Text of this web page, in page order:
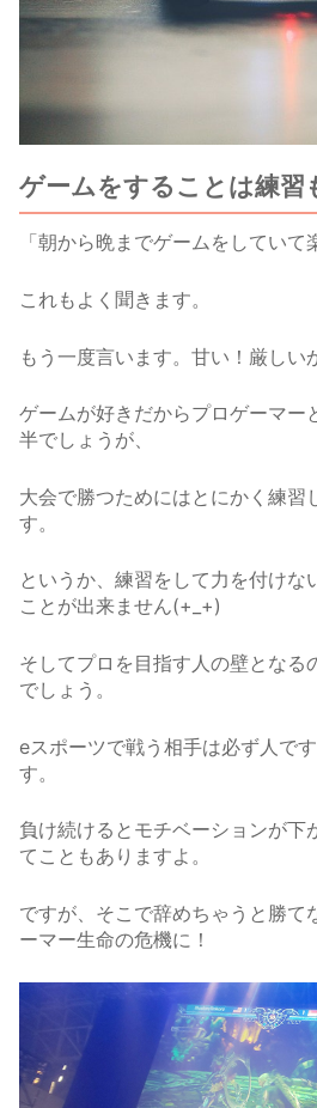
ゲームをすることは練習
「朝から晩までゲームをしてい
これもよく聞きます。
もう一度言います。甘い！厳しい
ゲームが好きだからプロゲーマー
半でしょうが、
大会で勝つためにはとにかく練習
す。
というか、練習をして力を付けな
ことが出来ません(+_+)
そしてプロを目指す人の壁となる
でしょう。
eスポーツで戦う相手は必ず人で
す。
負け続けるとモチベーションが下
てこともありますよ。
ですが、そこで辞めちゃうと勝
ーマー生命の危機に！